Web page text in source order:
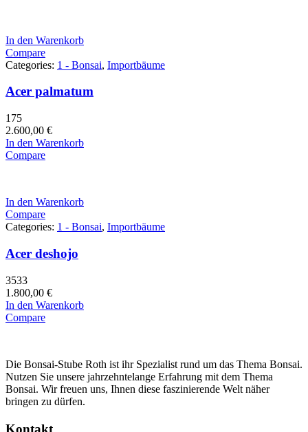
In den Warenkorb
Compare
Categories: 1 - Bonsai, Importbäume
Acer palmatum
175
2.600,00 €
In den Warenkorb
Compare
In den Warenkorb
Compare
Categories: 1 - Bonsai, Importbäume
Acer deshojo
3533
1.800,00 €
In den Warenkorb
Compare
Die Bonsai-Stube Roth ist ihr Spezialist rund um das Thema Bonsai.
Nutzen Sie unsere jahrzehntelange Erfahrung mit dem Thema
Bonsai. Wir freuen uns, Ihnen diese faszinierende Welt näher
bringen zu dürfen.
Kontakt